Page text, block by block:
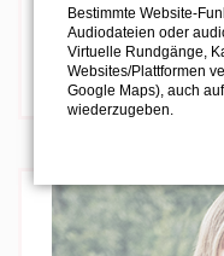
Bestimmte Website-
Audiodateien oder
Virtuelle Rundgänge,
Websites/Plattformen
Google Maps), auch
wiederzugeben.